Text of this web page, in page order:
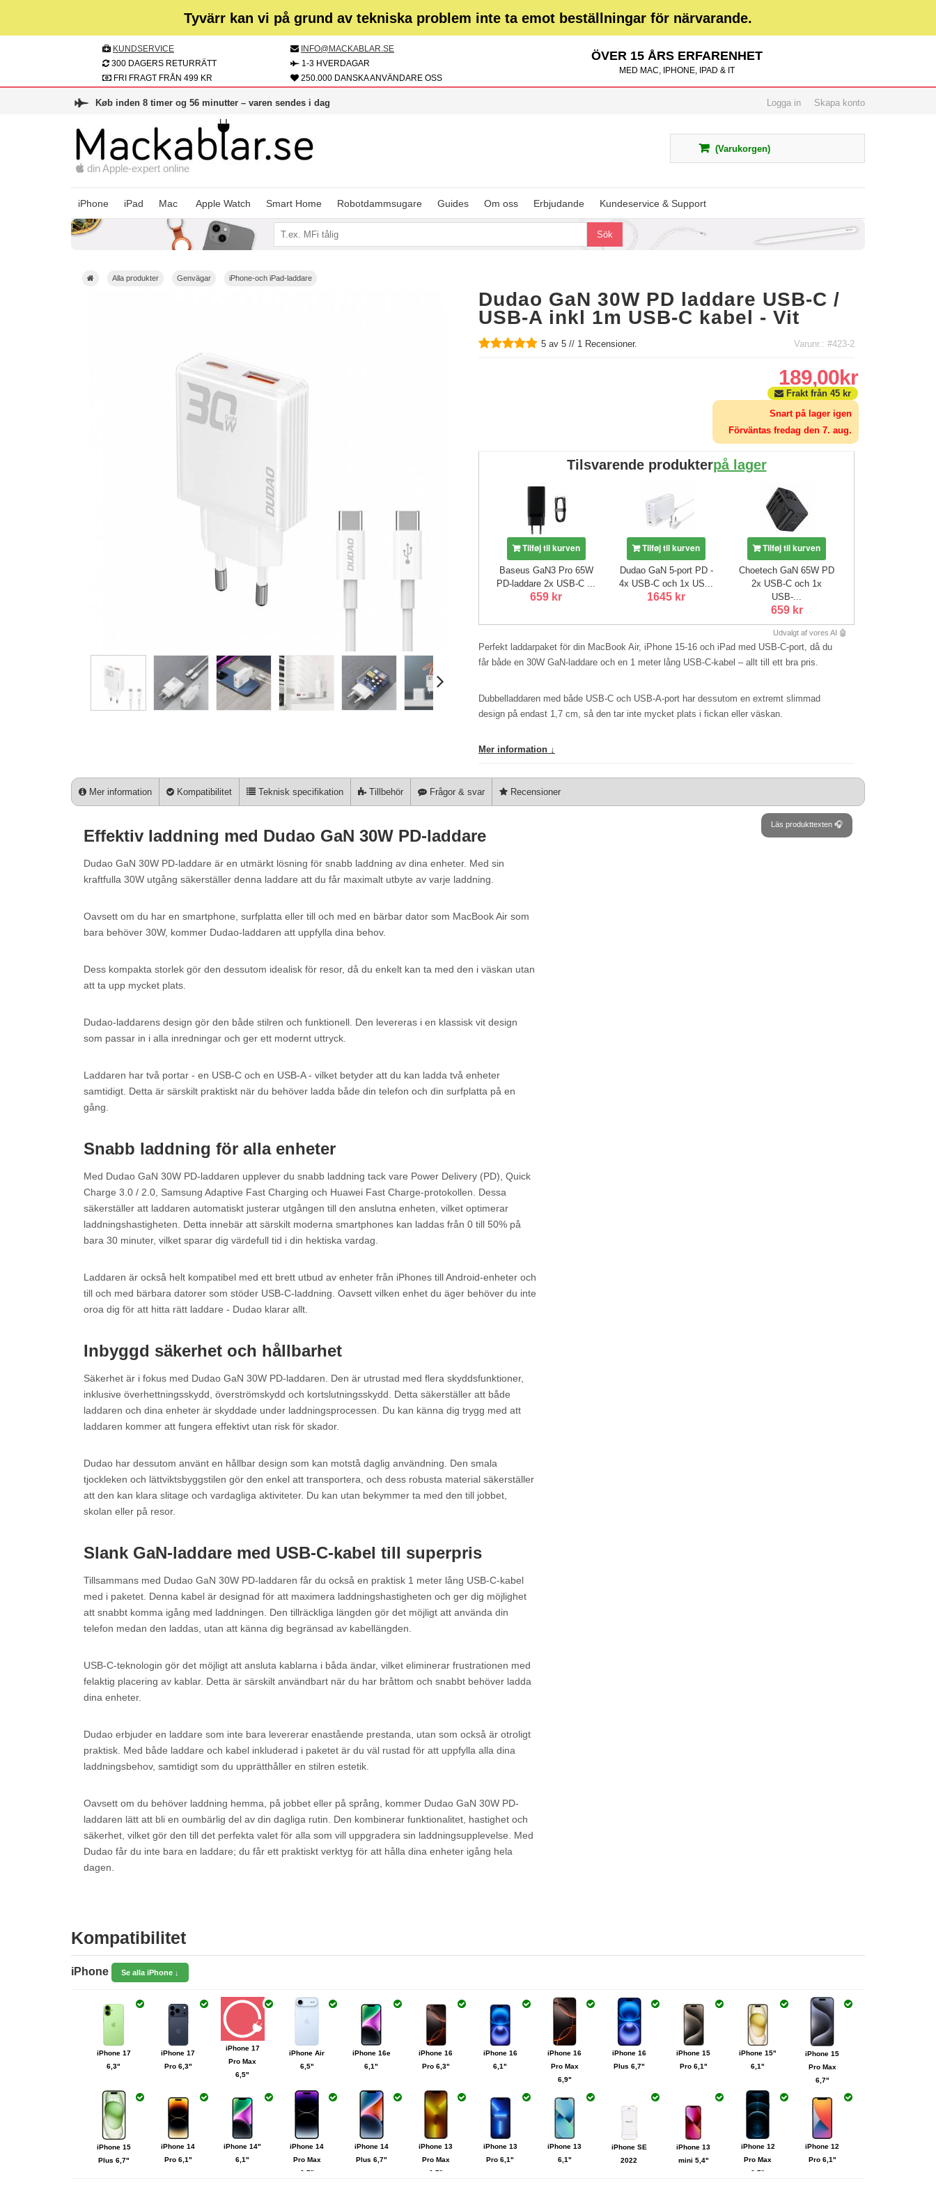
Tyvärr kan vi på grund av tekniska problem inte ta emot beställningar för närvarande.
KUNDSERVICE
INFO@MACKABLAR.SE
300 DAGERS RETURRÄTT
1-3 HVERDAGAR
FRI FRAGT FRÅN 499 KR
250.000 DANSKA ANVÄNDARE OSS
ÖVER 15 ÅRS ERFARENHET
MED MAC, IPHONE, IPAD & IT
Køb inden 8 timer og 56 minutter – varen sendes i dag Logga in Skapa konto
din Apple-expert online
iPhone iPad Mac Apple Watch Smart Home Robotdammsugare Guides Om oss Erbjudande Kundeservice & Support
(Varukorgen)
Alla produkter Genvägar iPhone-och iPad-laddare
Dudao GaN 30W PD laddare USB-C /
USB-A inkl 1m USB-C kabel - Vit
5 av 5 // 1 Recensioner. Varunr.: #423-2
189,00kr
Frakt från 45 kr
Snart på lager igen
Förväntas fredag ​​den 7. aug.
Tilsvarende produkterpå lager
Tilføj til kurven
Baseus GaN3 Pro 65W
PD-laddare 2x USB-C ...
659 kr
Tilføj til kurven
Dudao GaN 5-port PD -
4x USB-C och 1x US...
1645 kr
Tilføj til kurven
Choetech GaN 65W PD
2x USB-C och 1x
USB-...
659 kr
Udvalgt af vores AI 🤖
Perfekt laddarpaket för din MacBook Air, iPhone 15-16 och iPad med USB-C-port, då du
får både en 30W GaN-laddare och en 1 meter lång USB-C-kabel – allt till ett bra pris.
Dubbelladdaren med både USB-C och USB-A-port har dessutom en extremt slimmad
design på endast 1,7 cm, så den tar inte mycket plats i fickan eller väskan.
Mer information ↓
Mer information Kompatibilitet Teknisk specifikation Tillbehör Frågor & svar Recensioner
Läs produkttexten 🎧
Effektiv laddning med Dudao GaN 30W PD-laddare
Dudao GaN 30W PD-laddare är en utmärkt lösning för snabb laddning av dina enheter. Med sin
kraftfulla 30W utgång säkerställer denna laddare att du får maximalt utbyte av varje laddning.
Oavsett om du har en smartphone, surfplatta eller till och med en bärbar dator som MacBook Air som
bara behöver 30W, kommer Dudao-laddaren att uppfylla dina behov.
Dess kompakta storlek gör den dessutom idealisk för resor, då du enkelt kan ta med den i väskan utan
att ta upp mycket plats.
Dudao-laddarens design gör den både stilren och funktionell. Den levereras i en klassisk vit design
som passar in i alla inredningar och ger ett modernt uttryck.
Laddaren har två portar - en USB-C och en USB-A - vilket betyder att du kan ladda två enheter
samtidigt. Detta är särskilt praktiskt när du behöver ladda både din telefon och din surfplatta på en
gång.
Snabb laddning för alla enheter
Med Dudao GaN 30W PD-laddaren upplever du snabb laddning tack vare Power Delivery (PD), Quick
Charge 3.0 / 2.0, Samsung Adaptive Fast Charging och Huawei Fast Charge-protokollen. Dessa
säkerställer att laddaren automatiskt justerar utgången till den anslutna enheten, vilket optimerar
laddningshastigheten. Detta innebär att särskilt moderna smartphones kan laddas från 0 till 50% på
bara 30 minuter, vilket sparar dig värdefull tid i din hektiska vardag.
Laddaren är också helt kompatibel med ett brett utbud av enheter från iPhones till Android-enheter och
till och med bärbara datorer som stöder USB-C-laddning. Oavsett vilken enhet du äger behöver du inte
oroa dig för att hitta rätt laddare - Dudao klarar allt.
Inbyggd säkerhet och hållbarhet
Säkerhet är i fokus med Dudao GaN 30W PD-laddaren. Den är utrustad med flera skyddsfunktioner,
inklusive överhettningsskydd, överströmskydd och kortslutningsskydd. Detta säkerställer att både
laddaren och dina enheter är skyddade under laddningsprocessen. Du kan känna dig trygg med att
laddaren kommer att fungera effektivt utan risk för skador.
Dudao har dessutom använt en hållbar design som kan motstå daglig användning. Den smala
tjockleken och lättviktsbyggstilen gör den enkel att transportera, och dess robusta material säkerställer
att den kan klara slitage och vardagliga aktiviteter. Du kan utan bekymmer ta med den till jobbet,
skolan eller på resor.
Slank GaN-laddare med USB-C-kabel till superpris
Tillsammans med Dudao GaN 30W PD-laddaren får du också en praktisk 1 meter lång USB-C-kabel
med i paketet. Denna kabel är designad för att maximera laddningshastigheten och ger dig möjlighet
att snabbt komma igång med laddningen. Den tillräckliga längden gör det möjligt att använda din
telefon medan den laddas, utan att känna dig begränsad av kabellängden.
USB-C-teknologin gör det möjligt att ansluta kablarna i båda ändar, vilket eliminerar frustrationen med
felaktig placering av kablar. Detta är särskilt användbart när du har bråttom och snabbt behöver ladda
dina enheter.
Dudao erbjuder en laddare som inte bara levererar enastående prestanda, utan som också är otroligt
praktisk. Med både laddare och kabel inkluderad i paketet är du väl rustad för att uppfylla alla dina
laddningsbehov, samtidigt som du upprätthåller en stilren estetik.
Oavsett om du behöver laddning hemma, på jobbet eller på språng, kommer Dudao GaN 30W PD-
laddaren lätt att bli en oumbärlig del av din dagliga rutin. Den kombinerar funktionalitet, hastighet och
säkerhet, vilket gör den till det perfekta valet för alla som vill uppgradera sin laddningsupplevelse. Med
Dudao får du inte bara en laddare; du får ett praktiskt verktyg för att hålla dina enheter igång hela
dagen.
Kompatibilitet
iPhone Se alla iPhone ↓
iPhone 12
Pro 6,1"
iPhone 12
Pro Max
6,7"
iPhone 13
mini 5,4"
iPhone SE
2022
iPhone 13
6,1"
iPhone 13
Pro 6,1"
iPhone 13
Pro Max
6,7"
iPhone 14
Plus 6,7"
iPhone 14
Pro Max
6,7"
iPhone 14"
6,1"
iPhone 14
Pro 6,1"
iPhone 15
Plus 6,7"
iPhone 15
Pro Max
6,7"
iPhone 15"
6,1"
iPhone 15
Pro 6,1"
iPhone 16
Plus 6,7"
iPhone 16
Pro Max
6,9"
iPhone 16
6,1"
iPhone 16
Pro 6,3"
iPhone 16e
6,1"
iPhone Air
6,5"
iPhone 17
Pro Max
6,5"
iPhone 17
Pro 6,3"
iPhone 17
6,3"